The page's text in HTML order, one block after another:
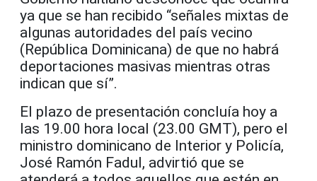
ya que se han recibido “señales mixtas de
algunas autoridades del país vecino
(República Dominicana) de que no habrá
deportaciones masivas mientras otras
indican que sí”.
El plazo de presentación concluía hoy a
las 19.00 hora local (23.00 GMT), pero el
ministro dominicano de Interior y Policía,
José Ramón Fadul, advirtió que se